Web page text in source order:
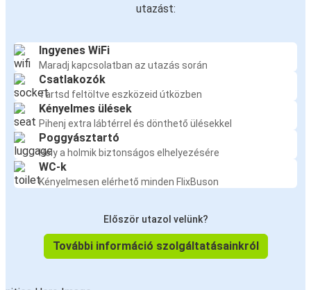
utazást:
Ingyenes WiFi
Maradj kapcsolatban az utazás során
Csatlakozók
Tartsd feltöltve eszközeid útközben
Kényelmes ülések
Pihenj extra lábtérrel és dönthető ülésekkel
Poggyásztartó
Hely a holmik biztonságos elhelyezésére
WC-k
Kényelmesen elérhető minden FlixBuson
Először utazol velünk?
További információ szolgáltatásainkról